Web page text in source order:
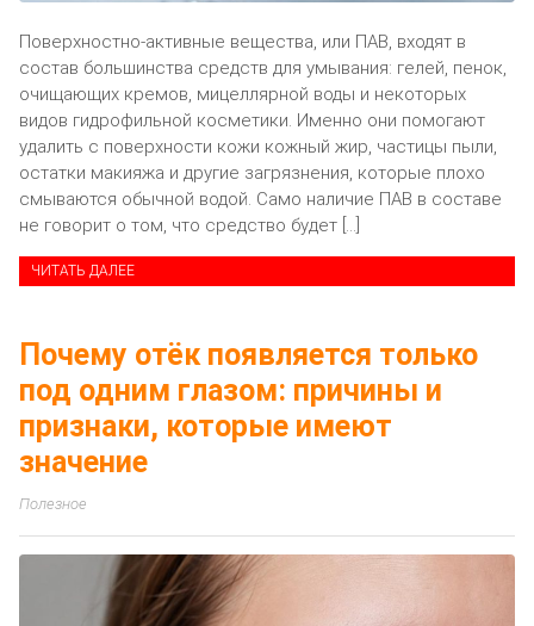
Поверхностно-активные вещества, или ПАВ, входят в
состав большинства средств для умывания: гелей, пенок,
очищающих кремов, мицеллярной воды и некоторых
видов гидрофильной косметики. Именно они помогают
удалить с поверхности кожи кожный жир, частицы пыли,
остатки макияжа и другие загрязнения, которые плохо
смываются обычной водой. Само наличие ПАВ в составе
не говорит о том, что средство будет […]
ЧИТАТЬ ДАЛЕЕ
Почему отёк появляется только
под одним глазом: причины и
признаки, которые имеют
значение
Полезное